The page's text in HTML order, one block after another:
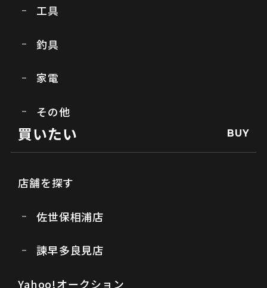
工具
釣具
家電
その他
買いたい BUY
店舗を探す
佐世保相浦店
諫早多良見店
Yahoo!オークション